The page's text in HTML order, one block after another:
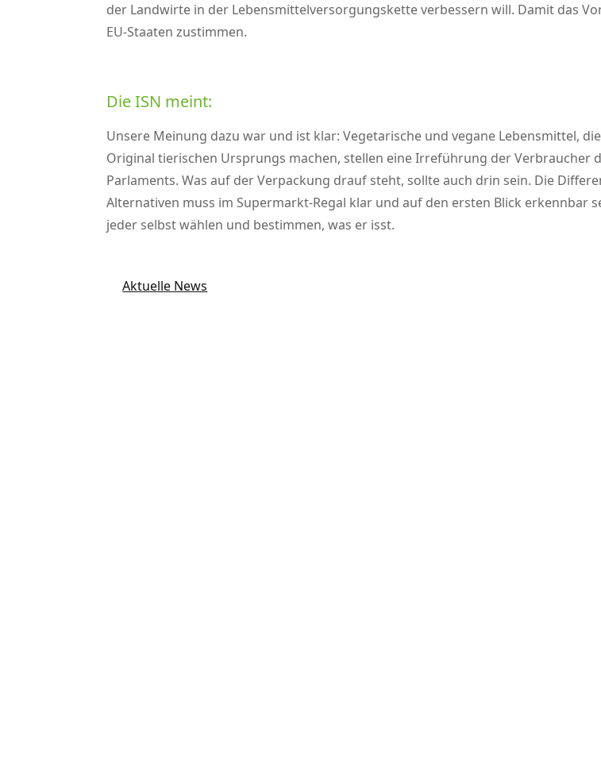
der Landwirte in der Lebensmittelversorgungskette verbessern will. Damit das
EU-Staaten zustimmen.
Die ISN meint:
Unsere Meinung dazu war und ist klar: Vegetarische und vegane Lebensmittel,
Original tierischen Ursprungs machen, stellen eine Irreführung der Verbraucher
Parlaments. Was auf der Verpackung drauf steht, sollte auch drin sein. Die
Alternativen muss im Supermarkt-Regal klar und auf den ersten Blick erkennbar
jeder selbst wählen und bestimmen, was er isst.
Aktuelle News